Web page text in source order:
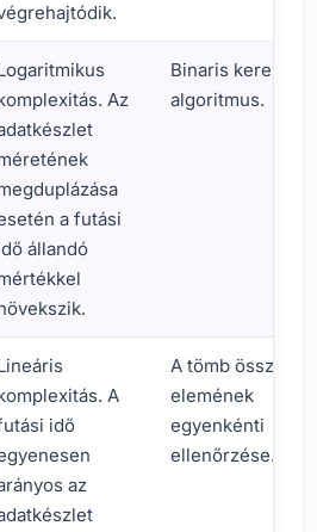
Az
a futási
állandó
Binaris keresési
algoritmus.
A
idő
az
A tömb összes
elemének
egyenkénti
ellenőrzése.